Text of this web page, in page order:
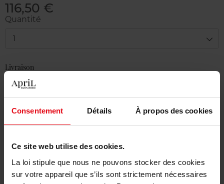
Consentement Détails À propos des cookies
Ce site web utilise des cookies.
La loi stipule que nous ne pouvons stocker des cookies
sur votre appareil que s’ils sont strictement nécessaires
116,50 €
Quantité
1
Livraison
En stock
Ajouter au panier
Livraison gratuite à partir de 50€
Retour gratuit dans votre magasin